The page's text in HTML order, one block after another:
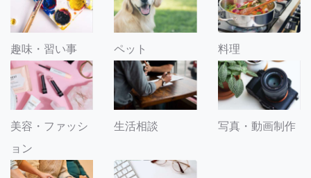
趣味・習い事 ペット 料理
美容・ファッシ
ョン
生活相談 写真・動画制作